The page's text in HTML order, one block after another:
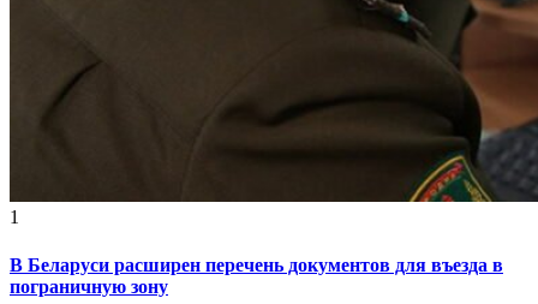
1
В Беларуси расширен перечень документов для въезда в
пограничную зону